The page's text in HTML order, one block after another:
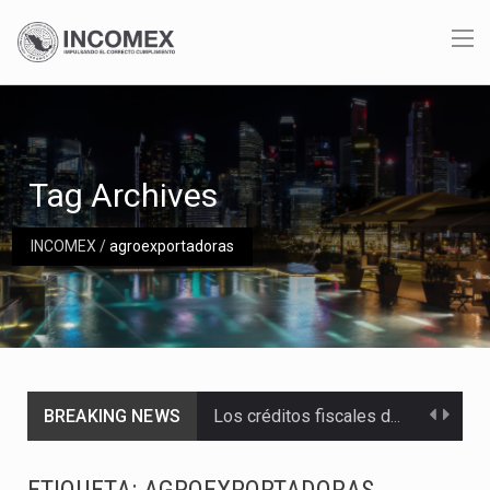
INCOMEX/agroexportadoras
Tag Archives
BREAKING NEWS